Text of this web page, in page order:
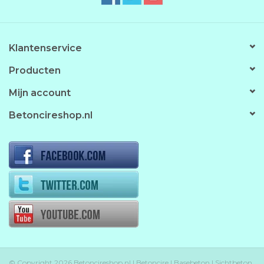
Klantenservice
Producten
Mijn account
Betoncireshop.nl